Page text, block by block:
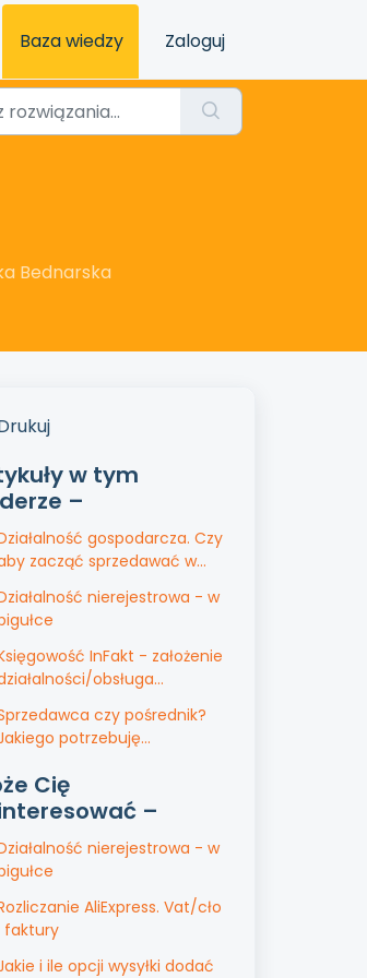
Baza wiedzy Zaloguj
Bednarska
w tym
–
gospodarcza. Czy
zacząć sprzedawać w
działalnością założoną za
nierejestrowa - w
InFakt - założenie
obsługa
czy pośrednik?
potrzebuję
Cię
–
nierejestrowa - w
AliExpress. Vat/cło
faktury
i ile opcji wysyłki dodać